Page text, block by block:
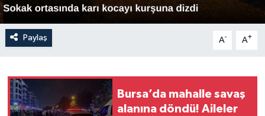
Paylaş A- A+
Bursa’da mahalle savaş
alanına döndü! Aileler